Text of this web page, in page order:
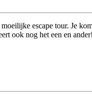
escape tour. Je
ook nog het een en